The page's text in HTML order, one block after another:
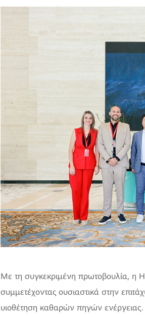
Με τη συγκεκριμένη πρωτοβουλία, η
συμμετέχοντας ουσιαστικά στην
υιοθέτηση καθαρών πηγών ενέργειας.